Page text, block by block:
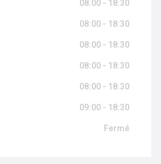
08:00 - 18:30
08:00 - 18:30
08:00 - 18:30
08:00 - 18:30
08:00 - 18:30
09:00 - 18:30
Fermé